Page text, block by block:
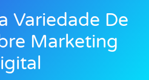
Variedade De
Marketing